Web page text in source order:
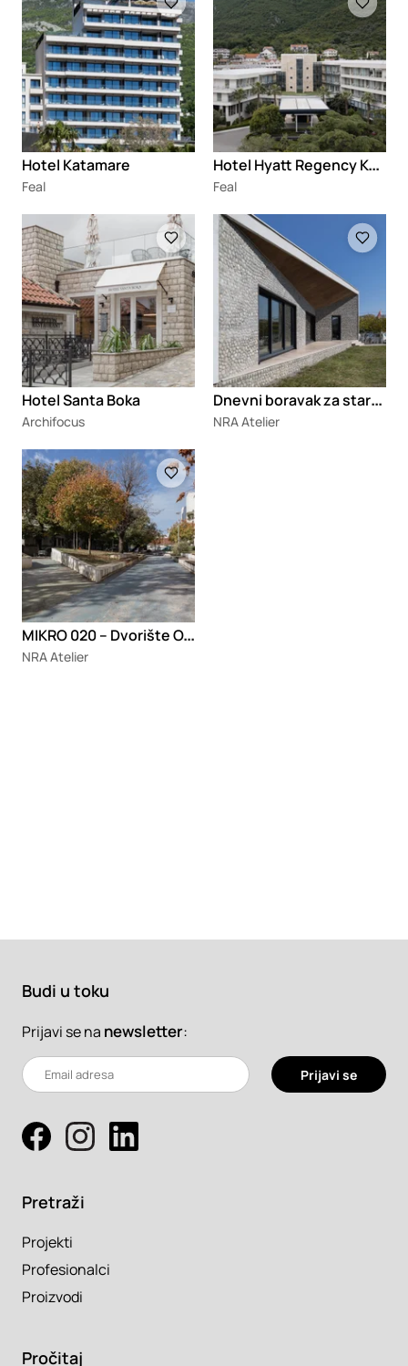
Hotel Katamare
Feal
H
otel Hyatt Regency Kotor Bay Resort
Feal
Loading
Hotel Santa Boka
Archifocus
Loading
D
nevni boravak za stara lica u Golubovcima
NRA Atelier
Loading
M
IKRO 020 – Dvorište O.Š. „Savo Pejanović“
NRA Atelier
Budi u toku
Prijavi se na newsletter:
Prijavi se
Pretraži
Projekti
Profesionalci
Proizvodi
Pročitaj